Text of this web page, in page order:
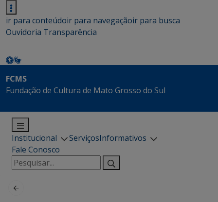
ir para conteúdoir para navegaçãoir para busca
Ouvidoria Transparência
FCMS
Fundação de Cultura de Mato Grosso do Sul
Institucional ServiçosInformativos
Fale Conosco
Pesquisar
por: